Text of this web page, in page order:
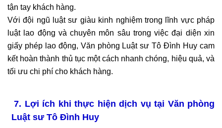
tận tay khách hàng.
Với đội ngũ luật sư giàu kinh nghiệm trong lĩnh vực pháp
luật lao động và chuyên môn sâu trong việc đại diện xin
giấy phép lao động, Văn phòng Luật sư Tô Đình Huy cam
kết hoàn thành thủ tục một cách nhanh chóng, hiệu quả, và
tối ưu chi phí cho khách hàng.
7. Lợi ích khi thực hiện dịch vụ tại Văn phòng
Luật sư Tô Đình Huy